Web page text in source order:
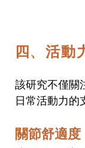
四、活動
該研究不僅關
日常活動力的
關節舒適度